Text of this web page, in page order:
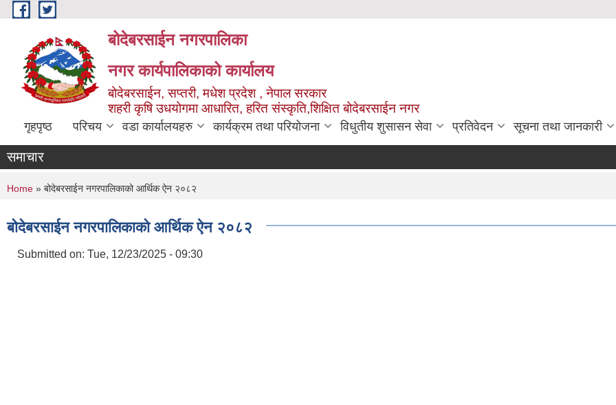
Skip to main content
बोदेबरसाईन नगरपालिका
नगर कार्यपालिकाको कार्यालय
बोदेबरसाईन, सप्तरी, मधेश प्रदेश , नेपाल सरकार
शहरी कृषि उधयोगमा आधारित, हरित संस्कृति,शिक्षित बोदेबरसाईन नगर
गृहपृष्ठ परिचय वडा कार्यालयहरु कार्यक्रम तथा परियोजना विधुतीय शुसासन सेवा प्रतिवेदन सूचना तथा जानकारी
समाचार
You are here
Home » बोदेबरसाईन नगरपालिकाको आर्थिक ऐन २०८२
बोदेबरसाईन नगरपालिकाको आर्थिक ऐन २०८२
Submitted on: Tue, 12/23/2025 - 09:30